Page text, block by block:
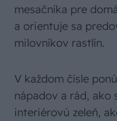
mesačníka pre
a orientuje sa
milovníkov rastlín.
V každom čísle
nápadov a rád,
interiérovú zeleň,